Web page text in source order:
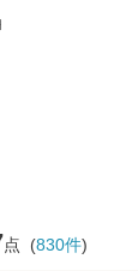
コード [CD]
ル便送料無料】
点 (830件)